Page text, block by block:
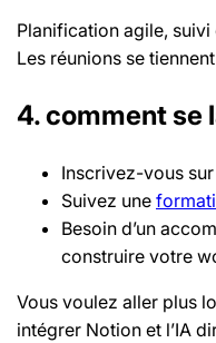
Planification agile, suivi
Les réunions se
4. comment se
Inscrivez-vous
Suivez une
Besoin d’un
construire votre
Vous voulez aller plus
intégrer Notion et l’IA